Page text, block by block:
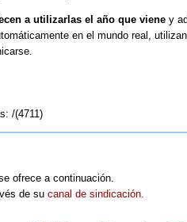
a utilizarlas el año que viene y
en el mundo real,
/(4711)
ofrece a continuación.
de sucanal de sindicación.